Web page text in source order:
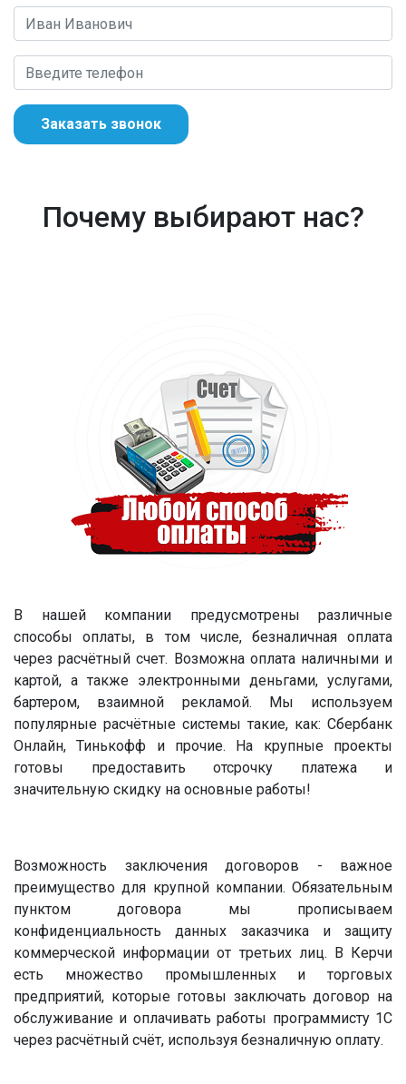
Заказать звонок
Почему выбирают нас?
В нашей компании предусмотрены различные
способы оплаты, в том числе, безналичная оплата
через расчётный счет. Возможна оплата наличными и
картой, а также электронными деньгами, услугами,
бартером, взаимной рекламой. Мы используем
популярные расчётные системы такие, как: Сбербанк
Онлайн, Тинькофф и прочие. На крупные проекты
готовы предоставить отсрочку платежа и
значительную скидку на основные работы!
Возможность заключения договоров - важное
преимущество для крупной компании. Обязательным
пунктом договора мы прописываем
конфиденциальность данных заказчика и защиту
коммерческой информации от третьих лиц. В Керчи
есть множество промышленных и торговых
предприятий, которые готовы заключать договор на
обслуживание и оплачивать работы программисту 1С
через расчётный счёт, используя безналичную оплату.